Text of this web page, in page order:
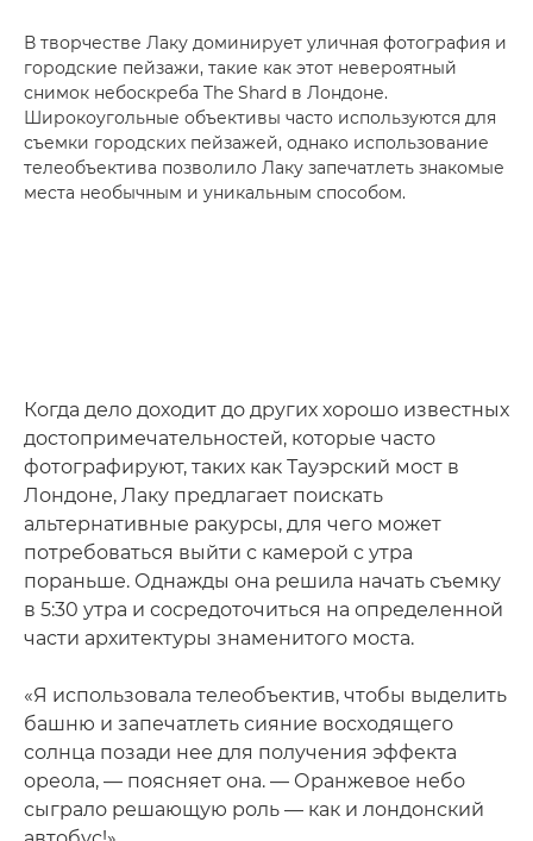
В творчестве Лаку доминирует уличная фотография и
городские пейзажи, такие как этот невероятный
снимок небоскреба The Shard в Лондоне.
Широкоугольные объективы часто используются для
съемки городских пейзажей, однако использование
телеобъектива позволило Лаку запечатлеть знакомые
места необычным и уникальным способом.
Когда дело доходит до других хорошо известных
достопримечательностей, которые часто
фотографируют, таких как Тауэрский мост в
Лондоне, Лаку предлагает поискать
альтернативные ракурсы, для чего может
потребоваться выйти с камерой с утра
пораньше. Однажды она решила начать съемку
в 5:30 утра и сосредоточиться на определенной
части архитектуры знаменитого моста.
«Я использовала телеобъектив, чтобы выделить
башню и запечатлеть сияние восходящего
солнца позади нее для получения эффекта
ореола, — поясняет она. — Оранжевое небо
сыграло решающую роль — как и лондонский